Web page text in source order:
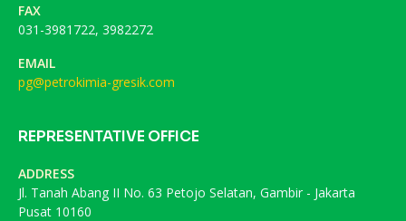
FAX
031-3981722, 3982272
EMAIL
pg@petrokimia-gresik.com
REPRESENTATIVE OFFICE
ADDRESS
Jl. Tanah Abang II No. 63 Petojo Selatan, Gambir - Jakarta
Pusat 10160